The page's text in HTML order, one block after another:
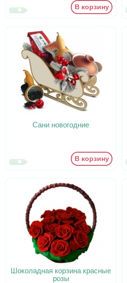
В корзину
Сани новогодние
В корзину
Шоколадная корзина красные
розы